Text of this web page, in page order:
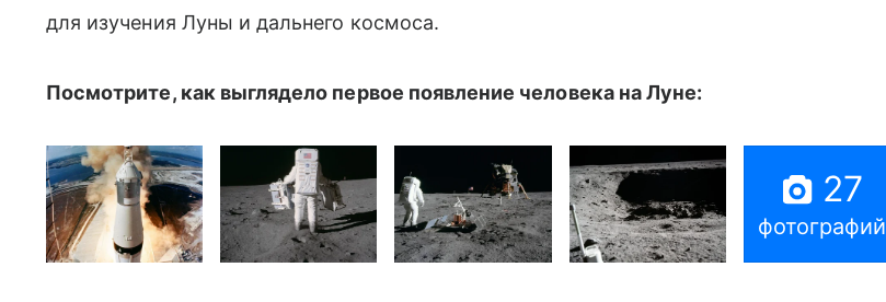
для изучения Луны и дальнего космоса.
Посмотрите, как выглядело первое появление человека на Луне:
27
фотографий